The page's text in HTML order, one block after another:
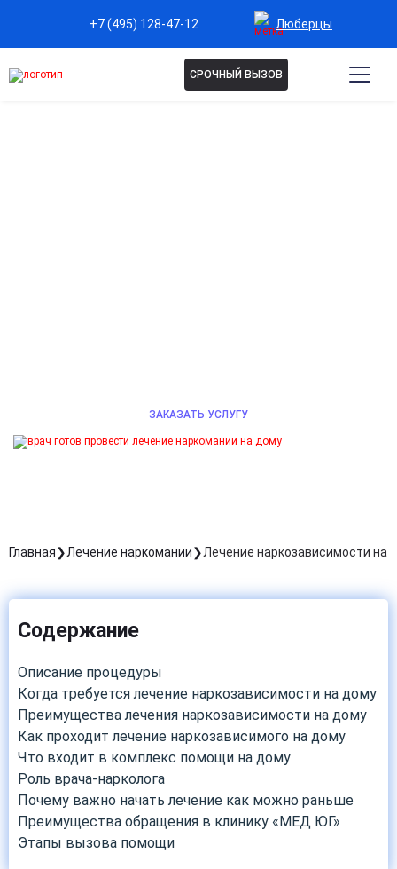
+7 (495) 128-47-12 Люберцы
СРОЧНЫЙ ВЫЗОВ
ЗАКАЗАТЬ УСЛУГУ
Главная Лечение наркомании Лечение наркозависимости на
Содержание
Описание процедуры
Когда требуется лечение наркозависимости на дому
Преимущества лечения наркозависимости на дому
Как проходит лечение наркозависимого на дому
Что входит в комплекс помощи на дому
Роль врача-нарколога
Почему важно начать лечение как можно раньше
Преимущества обращения в клинику «МЕД ЮГ»
Этапы вызова помощи